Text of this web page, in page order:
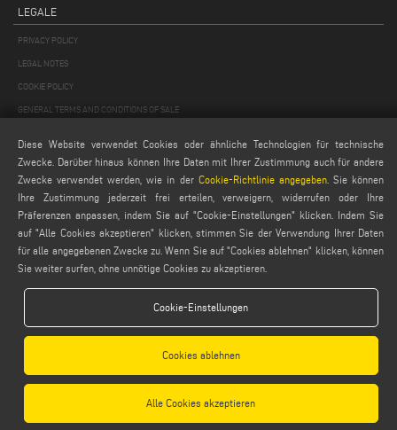
LEGALE
PRIVACY POLICY
LEGAL NOTES
COOKIE POLICY
GENERAL TERMS AND CONDITIONS OF SALE
tel +39 059 895411- P.Iva/C.Fisc 01978870366
Capitale Sociale € 2.080.000,00 i.v. - Nr. Identificazione I.V.A. IT 01978870366 - R.I.
Diese Website verwendet Cookies oder ähnliche Technologien für technische
Zwecke. Darüber hinaus können Ihre Daten mit Ihrer Zustimmung auch für andere
Zwecke verwendet werden, wie in der Cookie-Richtlinie angegeben. Sie können
Ihre Zustimmung jederzeit frei erteilen, verweigern, widerrufen oder Ihre
Präferenzen anpassen, indem Sie auf "Cookie-Einstellungen" klicken. Indem Sie
auf "Alle Cookies akzeptieren" klicken, stimmen Sie der Verwendung Ihrer Daten
für alle angegebenen Zwecke zu. Wenn Sie auf "Cookies ablehnen" klicken, können
Sie weiter surfen, ohne unnötige Cookies zu akzeptieren.
Cookie-Einstellungen
Cookies ablehnen
Alle Cookies akzeptieren